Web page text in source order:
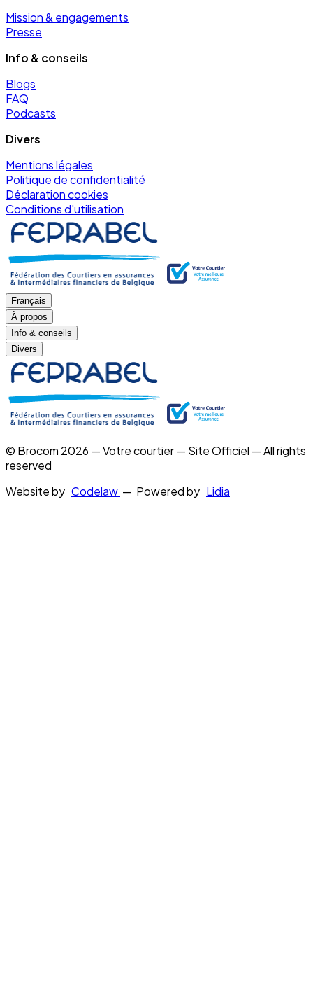
Mission & engagements
Presse
Info & conseils
Blogs
FAQ
Podcasts
Divers
Mentions légales
Politique de confidentialité
Déclaration cookies
Conditions d'utilisation
Français
À propos
Info & conseils
Divers
© Brocom 2026 — Votre courtier — Site Officiel — All rights
reserved
Website by Codelaw — Powered by Lidia